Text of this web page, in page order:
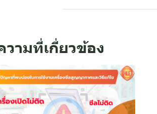
ามที่เกี่ยวข้อง